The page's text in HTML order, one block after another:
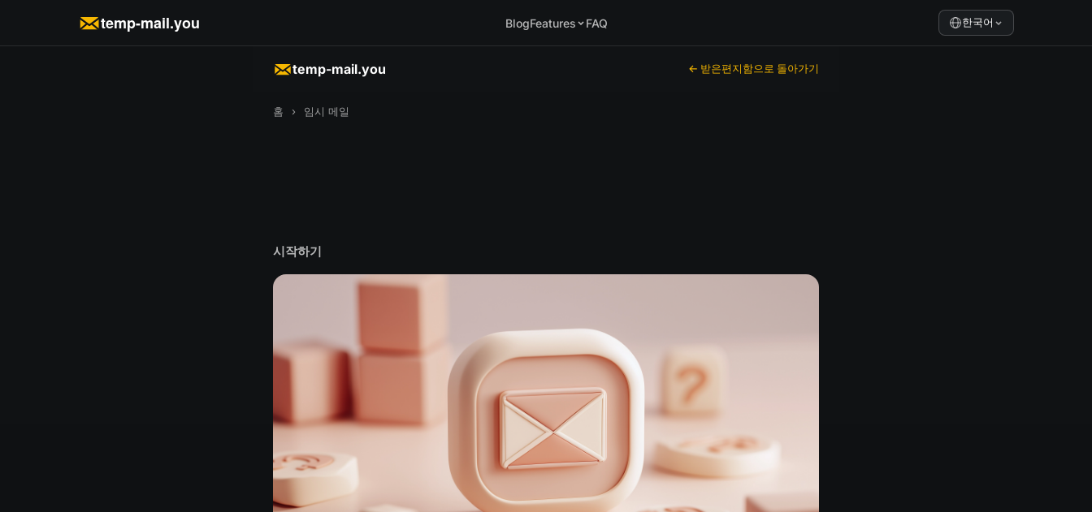
temp-mail.you BlogFeatures FAQ 한국어
temp-mail.you ← 받은편지함으로 돌아가기
홈 › 임시 메일
시작하기